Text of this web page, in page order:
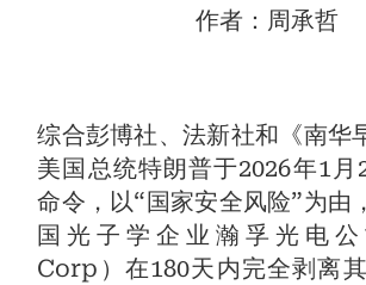
作者：周承哲
综合彭博社、法新社和《南华
美国总统特朗普于2026年1月
命令，以“国家安全风险”为由
国光子学企业瀚孚光电
Corp）在180天内完全剥离